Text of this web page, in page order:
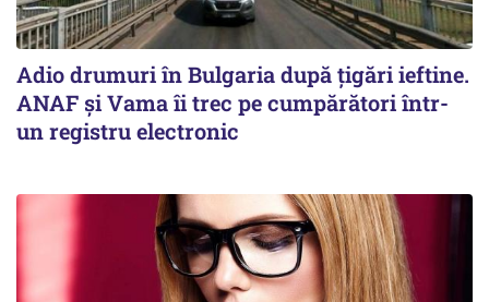
Adio drumuri în Bulgaria după țigări ieftine.
ANAF și Vama îi trec pe cumpărători într-
un registru electronic